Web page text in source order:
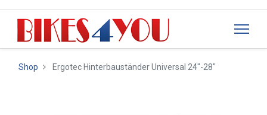
Shop Ergotec Hinterbauständer Universal 24"-28"